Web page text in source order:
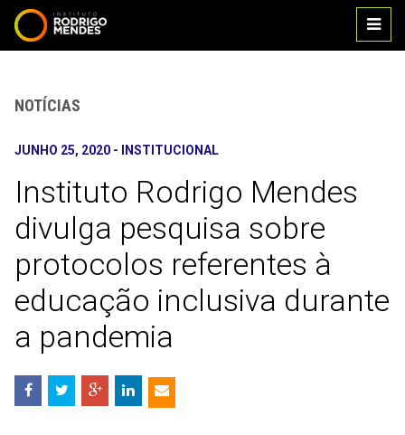
IR PARA O CONTEÚDO
IR PARA O MENU
Main
menu
NOTÍCIAS
JUNHO 25, 2020 - INSTITUCIONAL
Instituto Rodrigo Mendes
divulga pesquisa sobre
protocolos referentes à
educação inclusiva durante
a pandemia
Compartilhe
nas